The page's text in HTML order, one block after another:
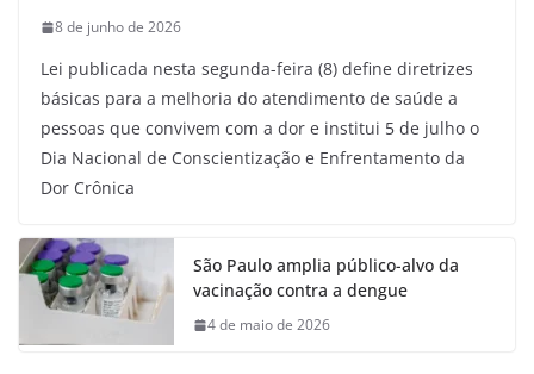
8 de junho de 2026
Lei publicada nesta segunda-feira (8) define diretrizes
básicas para a melhoria do atendimento de saúde a
pessoas que convivem com a dor e institui 5 de julho o
Dia Nacional de Conscientização e Enfrentamento da
Dor Crônica
São Paulo amplia público-alvo da
vacinação contra a dengue
4 de maio de 2026